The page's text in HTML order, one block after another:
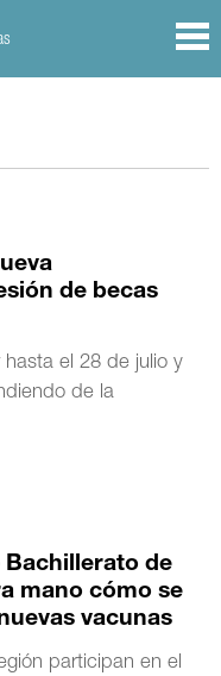
de becas
el 28 de julio y
de la
Bachillerato de
mano cómo se
vacunas
participan en el